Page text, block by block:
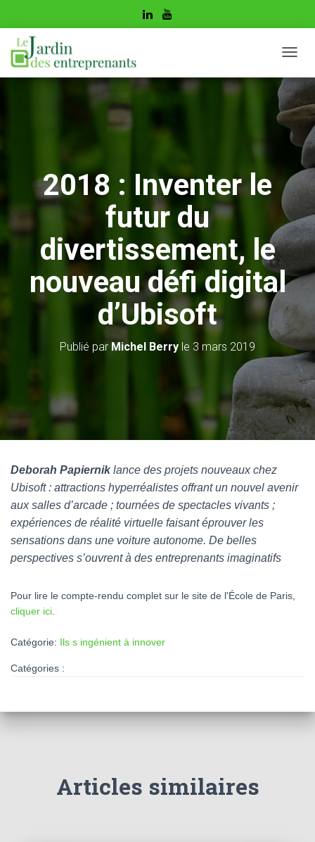
É
P
E
R
I
A
I
2018 : Inventer le
futur du
divertissement, le
nouveau défi digital
d’Ubisoft
Publié par Michel Berry le 3 mars 2019
Deborah Papierniklance des projets nouveaux chez
Ubisoft : attractions hyperréalistes offrant un nouvel avenir
aux salles d’arcade ; tournées de spectacles vivants ;
expériences de réalité virtuelle faisant éprouver les
sensations dans une voiture autonome. De belles
perspectives s’ouvrent à des entreprenants imaginatifs
Pour lire le compte-rendu complet sur le site de l'École de Paris,
cliquer ici
Catégorie: Ils s ingénient à innover
Catégories :
Articles similaires